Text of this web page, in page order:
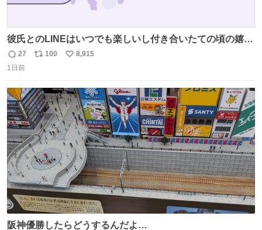
彼氏とのLINEはいつでも楽しいし付き合いたての頃の嬉し
かったLINEは無限にあるけど(同棲前は1日で各50通くらい
送りあってたし)最近嬉しかったのはこれ
返
信
27
リ
ト
数
100
い
数
8,915
1日前
阪神優勝したらどうするんだよ…